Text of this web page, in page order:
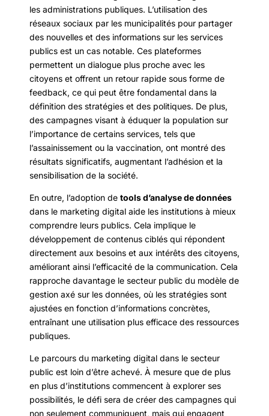
les administrations publiques. L’utilisation des
réseaux sociaux par les municipalités pour partager
des nouvelles et des informations sur les services
publics est un cas notable. Ces plateformes
permettent un dialogue plus proche avec les
citoyens et offrent un retour rapide sous forme de
feedback, ce qui peut être fondamental dans la
définition des stratégies et des politiques. De plus,
des campagnes visant à éduquer la population sur
l’importance de certains services, tels que
l’assainissement ou la vaccination, ont montré des
résultats significatifs, augmentant l’adhésion et la
sensibilisation de la société.
En outre, l’adoption de tools d’analyse de données
dans le marketing digital aide les institutions à mieux
comprendre leurs publics. Cela implique le
développement de contenus ciblés qui répondent
directement aux besoins et aux intérêts des citoyens,
améliorant ainsi l’efficacité de la communication. Cela
rapproche davantage le secteur public du modèle de
gestion axé sur les données, où les stratégies sont
ajustées en fonction d’informations concrètes,
entraînant une utilisation plus efficace des ressources
publiques.
Le parcours du marketing digital dans le secteur
public est loin d’être achevé. À mesure que de plus
en plus d’institutions commencent à explorer ses
possibilités, le défi sera de créer des campagnes qui
non seulement communiquent, mais qui engagent